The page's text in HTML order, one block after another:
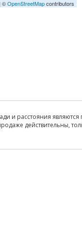
| ©OpenStreetMapcontributors
и расстояния
действительны,